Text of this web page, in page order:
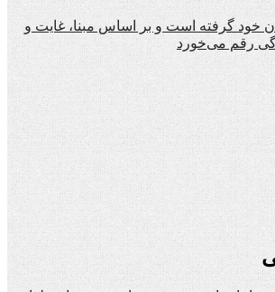
خود گرفته است و بر اساس مبنا، غایت و
رقم می‌خورد